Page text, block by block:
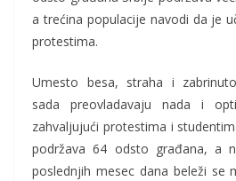
a trećina populacije navodi da je
protestima.
Umesto besa, straha i
sada preovladavaju nada i
zahvaljujući protestima i
podržava 64 odsto građana, a
poslednjih mesec dana beleži se